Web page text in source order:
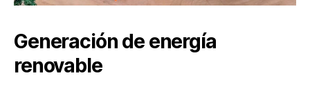
Generación de energía
renovable